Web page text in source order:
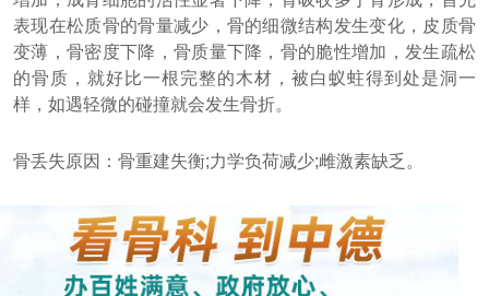
表现在松质骨的骨量减少，骨的细微结构发生变化，皮质骨
变薄，骨密度下降，骨质量下降，骨的脆性增加，发生疏松
的骨质，就好比一根完整的木材，被白蚁蛀得到处是洞一
样，如遇轻微的碰撞就会发生骨折。
骨丢失原因：骨重建失衡;力学负荷减少;雌激素缺乏。